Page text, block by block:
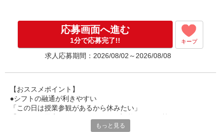
残業が発生した場合、残業代を1分単位で別途支給し
応募画面へ進む
1分で応募完了!! キープ
求人応募期間：2026/08/02～2026/08/08
【おススメポイント】
●シフトの融通が利きやすい
「この日は授業参観があるから休みたい」
家庭や趣味の都合にも柔軟に対応しますので、お気軽にご相談く
もっと見る